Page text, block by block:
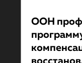
ООН